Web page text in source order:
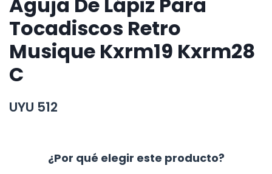
Tocadiscos Retro
Musique Kxrm19 Kxrm28
C
UYU 512
¿Por qué elegir este producto?